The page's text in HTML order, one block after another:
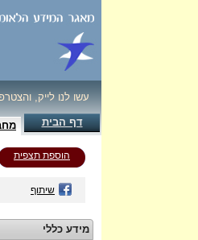
עשו לנו לייק,
דף הבית
הוספת תצפית
שיתוף
מידע כללי